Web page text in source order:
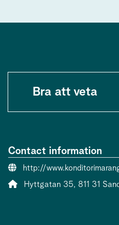
Bra att veta
Contact information
Website:
http://
Address:
Hyttgatan 35, 811 31